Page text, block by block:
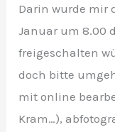
Darin wurde mir
Januar um 8.00
freigeschalten
doch bitte
mit online
Kram…),